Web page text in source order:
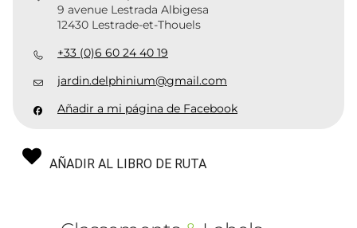
9 avenue Lestrada Albigesa
12430 Lestrade-et-Thouels
+33 (0)6 60 24 40 19
jardin.delphinium@gmail.com
Añadir a mi página de Facebook
AÑADIR AL LIBRO DE RUTA